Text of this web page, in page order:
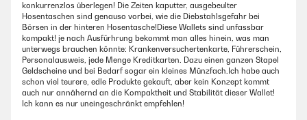
konkurrenzlos überlegen! Die Zeiten kaputter, ausgebeulter
Hosentaschen sind genauso vorbei, wie die Diebstahlsgefahr bei
Börsen in der hinteren Hosentasche!Diese Wallets sind unfassbar
kompakt! je nach Ausfürhrung bekommt man alles hinein, was man
unterwegs brauchen könnte: Krankenversuchertenkarte, Führerschein,
Personalausweis, jede Menge Kreditkarten. Dazu einen ganzen Stapel
Geldscheine und bei Bedarf sogar ein kleines Münzfach.Ich habe auch
schon viel teurere, edle Produkte gekauft, aber kein Konzept kommt
auch nur annähernd an die Kompaktheit und Stabilität dieser Wallet!
Ich kann es nur uneingeschränkt empfehlen!